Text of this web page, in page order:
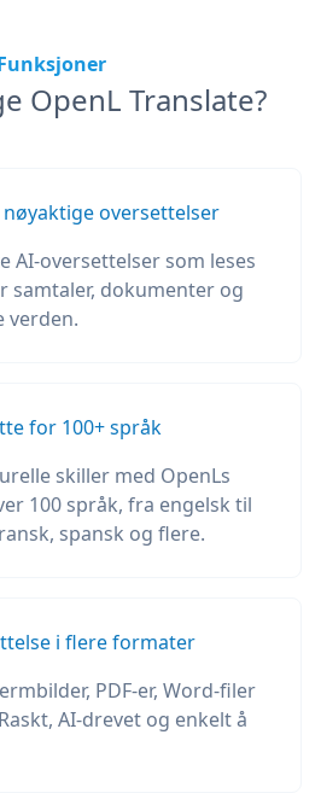
OpenL Translate?
oversettelser
AI-oversettelser som leses
samtaler, dokumenter og
verden.
for 100+ språk
skiller med OpenLs
100 språk, fra engelsk til
spansk og flere.
i flere formater
PDF-er, Word-filer
AI-drevet og enkelt å